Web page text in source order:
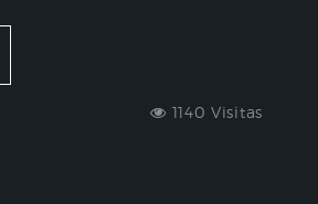
1140 Visitas